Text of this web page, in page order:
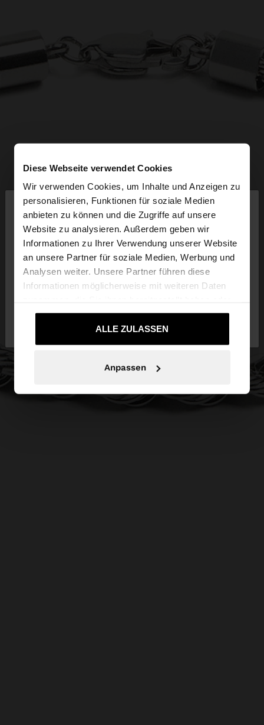
Diese Webseite verwendet Cookies
Wir verwenden Cookies, um Inhalte und Anzeigen zu
personalisieren, Funktionen für soziale Medien
anbieten zu können und die Zugriffe auf unsere
Website zu analysieren. Außerdem geben wir
Informationen zu Ihrer Verwendung unserer Website
an unsere Partner für soziale Medien, Werbung und
Analysen weiter. Unsere Partner führen diese
Informationen möglicherweise mit weiteren Daten
die sie im Rahmen Ihrer Nutzung der Dienste
gesammelt haben.ALLE ZULASSEN
Anpassen
hallo
Sie greifen von Austria auf die Website zu.
Möchten Sie unsere United States Website
Ja, bringen Sie mich zu
United States